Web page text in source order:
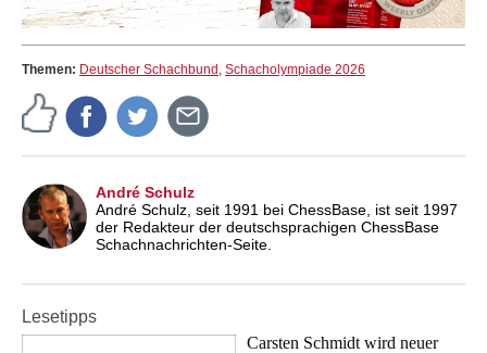
Themen: Deutscher Schachbund , Schacholympiade 2026
André Schulz
André Schulz, seit 1991 bei ChessBase, ist seit 1997
der Redakteur der deutschsprachigen ChessBase
Schachnachrichten-Seite.
Lesetipps
Carsten Schmidt wird neuer